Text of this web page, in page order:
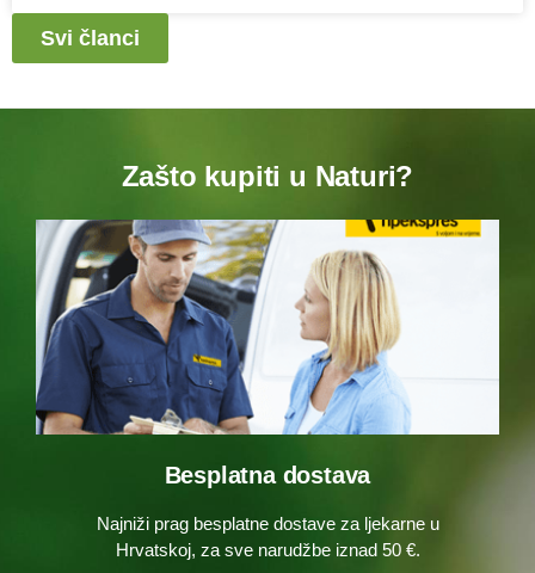
Svi članci
Zašto kupiti u Naturi?
Besplatna dostava
Najniži prag besplatne dostave za ljekarne u
Hrvatskoj, za sve narudžbe iznad 50 €.